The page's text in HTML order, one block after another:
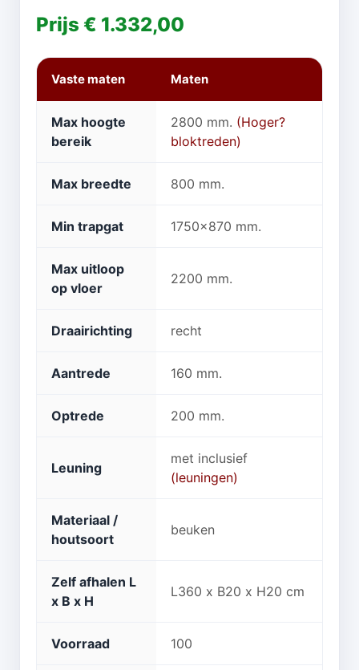
Prijs € 1.332,00
Vaste maten Maten
Max hoogte
bereik
2800 mm. (Hoger?
bloktreden)
Max breedte 800 mm.
Min trapgat 1750x870 mm.
Max uitloop
op vloer
2200 mm.
Draairichting recht
Aantrede 160 mm.
Optrede 200 mm.
Leuning
met inclusief
(leuningen)
Materiaal /
houtsoort
beuken
Zelf afhalen L
x B x H
L360 x B20 x H20 cm
Voorraad 100